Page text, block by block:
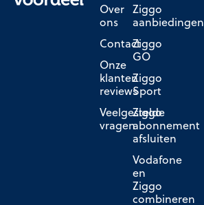
Over
ons
Contact
Onze
klanten
reviews
Veelgestelde
vragen
Ziggo
aanbiedingen
Ziggo
GO
Ziggo
Sport
Ziggo
abonnement
afsluiten
Vodafone
en
Ziggo
combineren